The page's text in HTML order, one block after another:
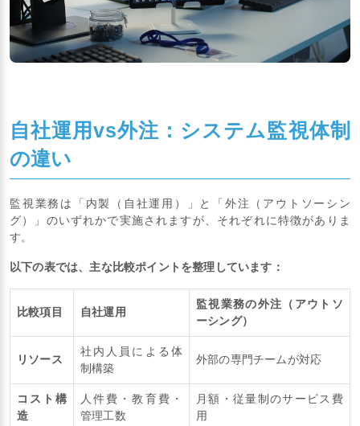
自社運用vs外注：システム監視体制
の違い
監視業務は「内製（自社運用）」と「外注（アウトソーシン
グ）」のいずれかで実施されますが、それぞれに特徴がありま
す。
以下の表では、主な比較ポイントを整理しています：
比較項目 自社運用
監視業務の外注（アウトソ
ーシング）
リソース
社内人員による体
制構築
外部の専門チームが対応
コスト構
造
人件費・教育費・
管理工数
月額・従量制のサービス費
用